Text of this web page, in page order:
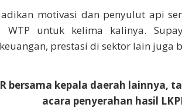
motivasi dan penyulut api
WTP untuk kelima kalinya.
prestasi di sektor lain juga
bersama kepala daerah lainnya,
acara penyerahan hasil